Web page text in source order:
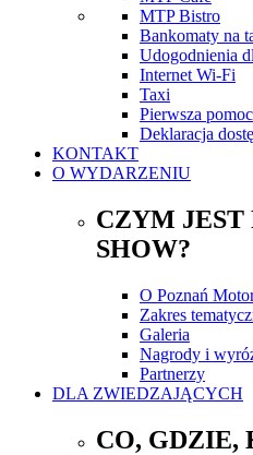
MTP Bistro
Bankomaty na
Udogodnienia
Internet Wi-Fi
Taxi
Pierwsza pomoc
Deklaracja
KONTAKT
O WYDARZENIU
CZYM JEST
SHOW?
O Poznań
Zakres
Galeria
Nagrody i
Partnerzy
DLA ZWIEDZAJĄCYCH
CO, GDZIE,